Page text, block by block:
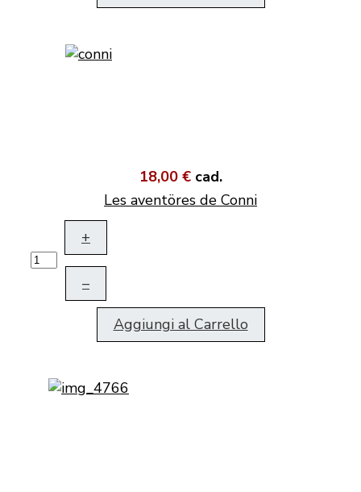
18,00 € cad.
Les aventöres de Conni
+
–
Aggiungi al Carrello